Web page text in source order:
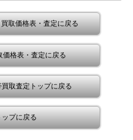
取価格表・査定に戻る
価格表・査定に戻る
取査定トップに戻る
ップに戻る